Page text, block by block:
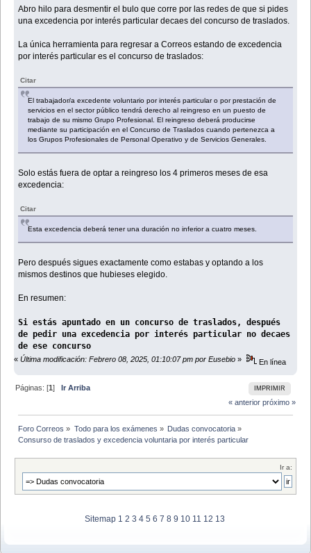
Abro hilo para desmentir el bulo que corre por las redes de que si pides
una excedencia por interés particular decaes del concurso de traslados.
La única herramienta para regresar a Correos estando de excedencia
por interés particular es el concurso de traslados:
Citar
El trabajador/a excedente voluntario por interés particular o por prestación de
servicios en el sector público tendrá derecho al reingreso en un puesto de
trabajo de su mismo Grupo Profesional. El reingreso deberá producirse
mediante su participación en el Concurso de Traslados cuando pertenezca a
los Grupos Profesionales de Personal Operativo y de Servicios Generales.
Solo estás fuera de optar a reingreso los 4 primeros meses de esa
excedencia:
Citar
Esta excedencia deberá tener una duración no inferior a cuatro meses.
Pero después sigues exactamente como estabas y optando a los
mismos destinos que hubieses elegido.
En resumen:
Si estás apuntado en un concurso de traslados, después
de pedir una excedencia por interés particular no decaes
de ese concurso
« Última modificación: Febrero 08, 2025, 01:10:07 pm por Eusebio » En línea
IMPRIMIR
Páginas: [1]Ir Arriba
« anterior próximo »
Foro Correos » Todo para los exámenes » Dudas convocatoria»
Consurso de traslados y excedencia voluntaria por interés particular
Ir a:
Sitemap 1 2 3 4 5 6 7 8 9 10 11 12 13